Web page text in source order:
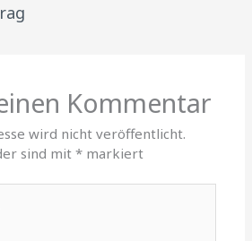
Kommentar
wird nicht veröffentlicht.
sind mit* markiert